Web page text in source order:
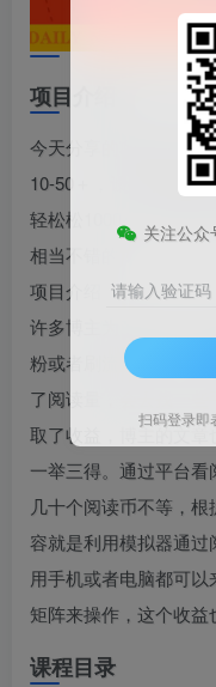
项目介绍
今天分享的项目是全
10-50＋，设备足够的
轻松松1000+，新手小
相当不错的！
项目介绍：
许多博主为了提升公
粉或者刷流量的话，
了阅读量，会去找一
取了收益，博主的文章
一举三得。通过平台
几十个阅读币不等，
容就是利用模拟器通
用手机或者电脑都可
矩阵来操作，这个收益
课程目录
关注公众
请输入验证码
扫码登录即